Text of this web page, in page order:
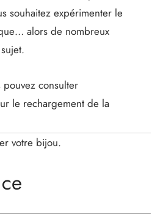
souhaitez expérimenter le
alors de nombreux
pouvez consulter
le rechargement de la
votre bijou.